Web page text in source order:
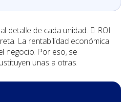
detalle de cada unidad. El ROI
La rentabilidad económica
negocio. Por eso, se
unas a otras.